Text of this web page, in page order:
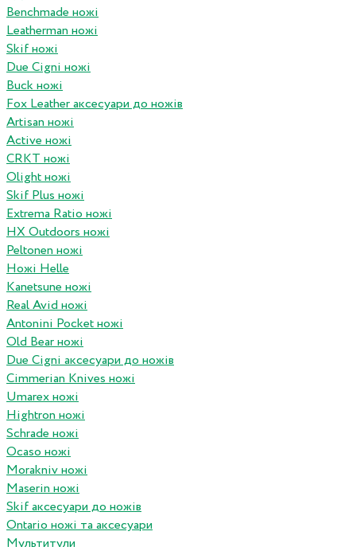
Benchmade ножі
Leatherman ножі
Skif ножі
Due Cigni ножі
Buck ножі
Fox Leather аксесуари до ножів
Artisan ножі
Active ножі
CRKT ножі
Olight ножі
Skif Plus ножі
Extrema Ratio ножі
HX Outdoors ножі
Peltonen ножі
Ножі Helle
Kanetsune ножі
Real Avid ножі
Antonini Pocket ножі
Old Bear ножі
Due Cigni аксесуари до ножів
Cimmerian Knives ножі
Umarex ножі
Hightron ножі
Schrade ножі
Ocaso ножі
Morakniv ножі
Maserin ножі
Skif аксесуари до ножів
Ontario ножі та аксесуари